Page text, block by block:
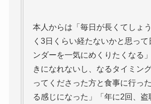
本人からは「毎日が長くてしょ
く3日くらい経たないかと思って
ンダーを一気にめくりたくなる
きになれないし、なるタイミン
ってくださった方と食事に行っ
る感じになった」「年に2回、盗